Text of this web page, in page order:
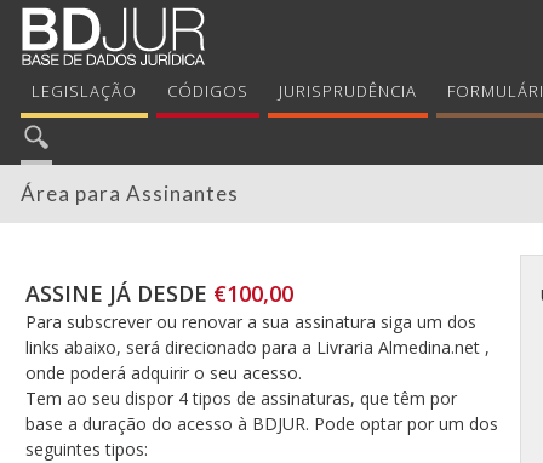
LEGISLAÇÃO CÓDIGOS JURISPRUDÊNCIA
Área para Assinantes
ASSINE JÁ DESDE €100,00
Para subscrever ou renovar a sua assinatura siga um dos
links abaixo, será direcionado para a Livraria Almedina.net ,
onde poderá adquirir o seu acesso.
Tem ao seu dispor 4 tipos de assinaturas, que têm por
base a duração do acesso à BDJUR. Pode optar por um dos
seguintes tipos: